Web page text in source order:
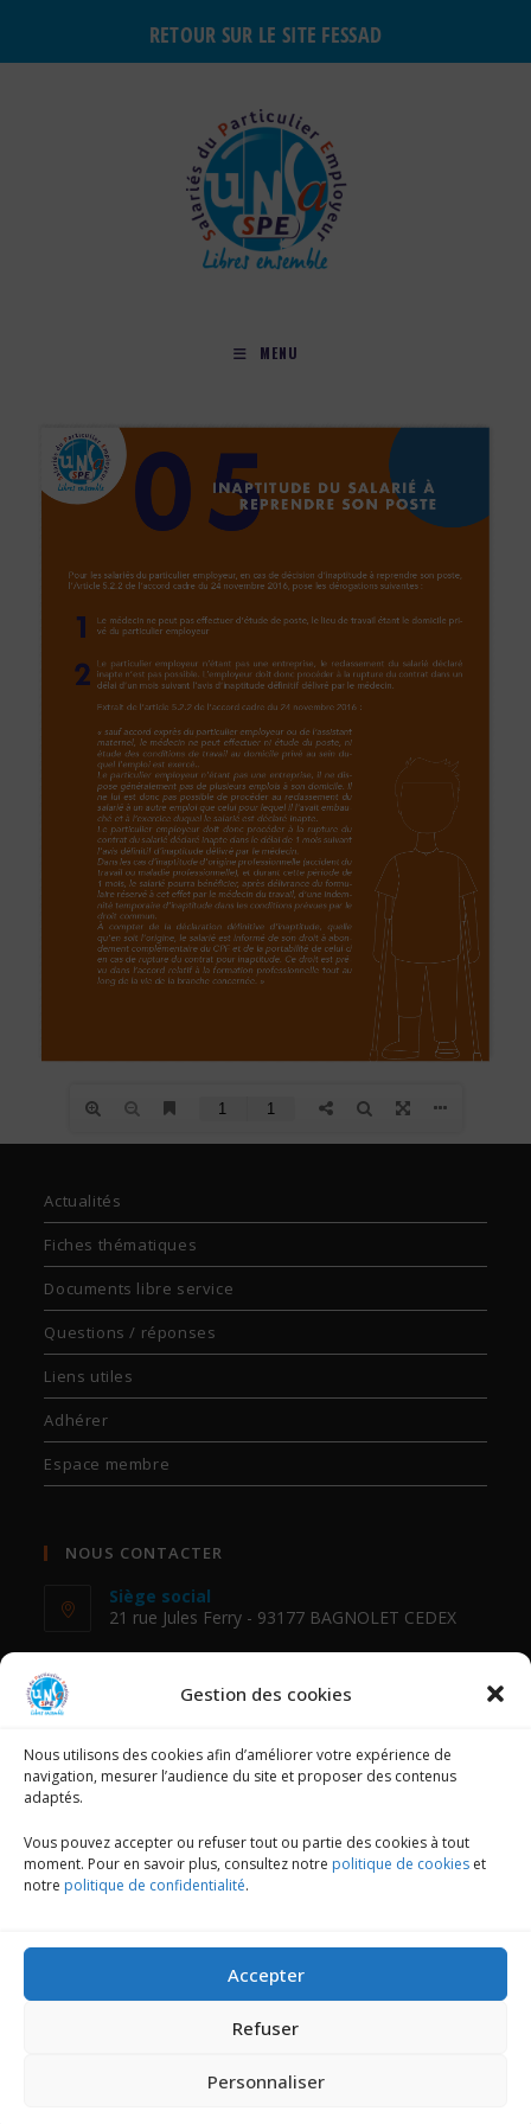
Gestion des cookies
Nous utilisons des cookies afin d’améliorer votre expérience de
navigation, mesurer l’audience du site et proposer des contenus
adaptés.
Vous pouvez accepter ou refuser tout ou partie des cookies à tout
moment. Pour en savoir plus, consultez notre politique de cookies et
notre politique de confidentialité.
Accepter
Refuser
Personnaliser
RETOUR SUR LE SITE FESSAD
MENU
Actualités
Fiches thématiques
Documents libre service
Questions / réponses
Liens utiles
Adhérer
Espace membre
NOUS CONTACTER
Siège social
21 rue Jules Ferry - 93177 BAGNOLET CEDEX
01 48 18 88 54
fessad@unsa.org